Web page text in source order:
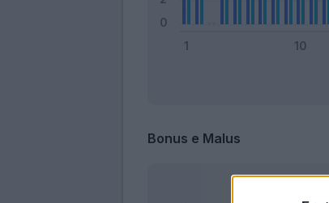
Bonus e Malus